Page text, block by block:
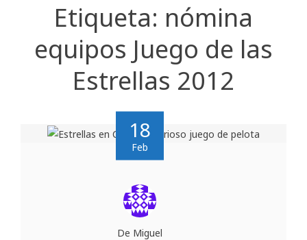
Etiqueta: nómina
equipos Juego de las
Estrellas 2012
18
Feb
De Miguel